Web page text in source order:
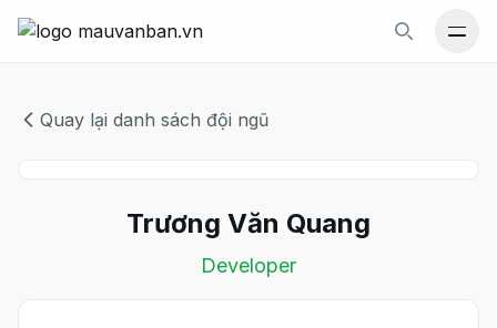
0977 523 155
Quay lại danh sách đội ngũ
Trương Văn Quang
Developer